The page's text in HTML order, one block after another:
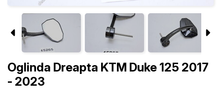
Oglinda Dreapta KTM Duke 125 2017
- 2023